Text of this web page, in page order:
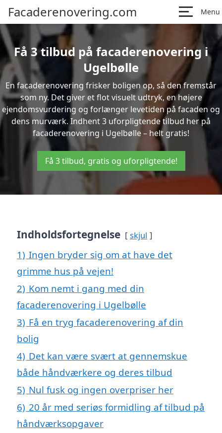
Facaderenovering.com Menu
Få 3 tilbud på facaderenovering i
Ugelbølle
En facaderenovering frisker boligen op, så den fremstår
som ny. Det giver et flot visuelt udtryk, en højere
ejendomsvurdering og forlænger levetiden på facaden og
dens murværk. Indhent 3 uforpligtende tilbud her på
facaderenovering i Ugelbølle – helt gratis!
Få 3 tilbud, gratis og uforpligtende!
Indholdsfortegnelse skjul
1) Ingen bryder sig om at have det
grimme hus på vejen!
2) Kom nemt i gang med din
facaderenovering i Ugelbølle
3) Få en tryg facaderenovering af din
bolig
4) Det kan være svært at gennemskue
både håndværkere og deres tilbud
5) Nul fusk og ingen overpriser her
6) 20 år med seriøs formidling af tilbud på
håndværksopgaver